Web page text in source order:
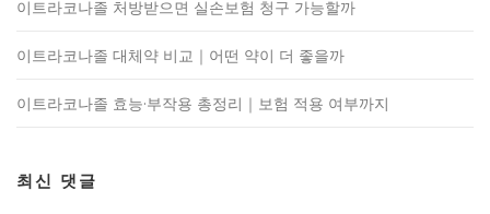
이트라코나졸 처방받으면 실손보험 청구 가능할까
이트라코나졸 대체약 비교｜어떤 약이 더 좋을까
이트라코나졸 효능·부작용 총정리｜보험 적용 여부까지
최신 댓글